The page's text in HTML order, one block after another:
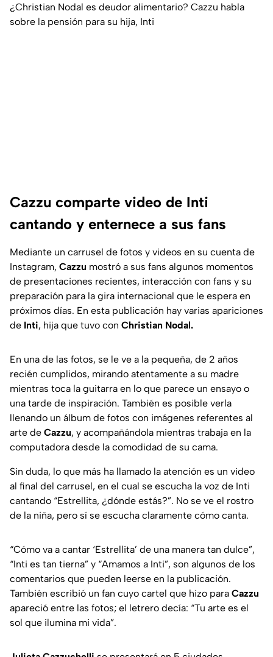
¿Christian Nodal es deudor alimentario? Cazzu habla
sobre la pensión para su hija, Inti
Cazzu comparte video de Inti
cantando y enternece a sus fans
Mediante un carrusel de fotos y videos en su cuenta de
Instagram, Cazzu mostró a sus fans algunos momentos
de presentaciones recientes, interacción con fans y su
preparación para la gira internacional que le espera en
próximos días. En esta publicación hay varias apariciones
de Inti, hija que tuvo con Christian Nodal.
En una de las fotos, se le ve a la pequeña, de 2 años
recién cumplidos, mirando atentamente a su madre
mientras toca la guitarra en lo que parece un ensayo o
una tarde de inspiración. También es posible verla
llenando un álbum de fotos con imágenes referentes al
arte de Cazzu, y acompañándola mientras trabaja en la
computadora desde la comodidad de su cama.
Sin duda, lo que más ha llamado la atención es un video
al final del carrusel, en el cual se escucha la voz de Inti
cantando “Estrellita, ¿dónde estás?”. No se ve el rostro
de la niña, pero sí se escucha claramente cómo canta.
“Cómo va a cantar ‘Estrellita’ de una manera tan dulce”,
“Inti es tan tierna” y “Amamos a Inti”, son algunos de los
comentarios que pueden leerse en la publicación.
También escribió un fan cuyo cartel que hizo para Cazzu
apareció entre las fotos; el letrero decía: “Tu arte es el
sol que ilumina mi vida”.